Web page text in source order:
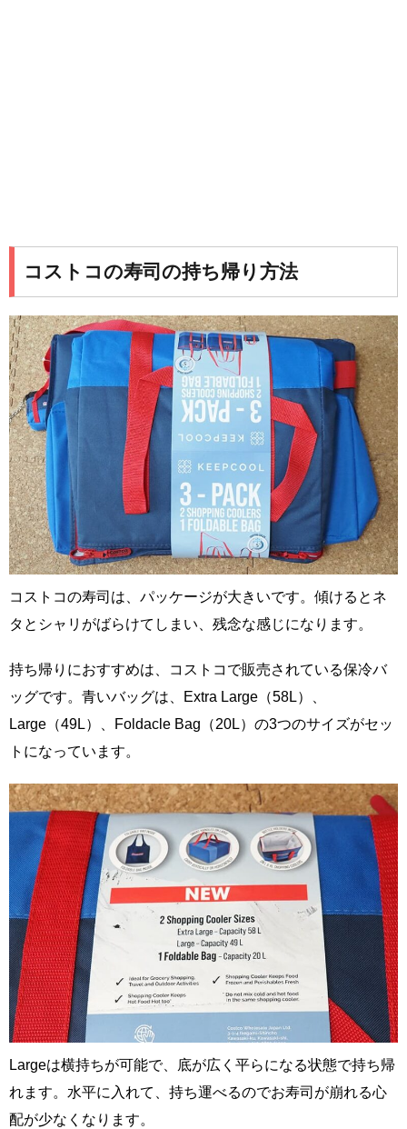
コストコの寿司の持ち帰り方法
コストコの寿司は、パッケージが大きいです。傾けるとネ
タとシャリがばらけてしまい、残念な感じになります。
持ち帰りにおすすめは、コストコで販売されている保冷バ
ッグです。青いバッグは、Extra Large（58L）、
Large（49L）、Foldacle Bag（20L）の3つのサイズがセッ
トになっています。
Largeは横持ちが可能で、底が広く平らになる状態で持ち帰
れます。水平に入れて、持ち運べるのでお寿司が崩れる心
配が少なくなります。